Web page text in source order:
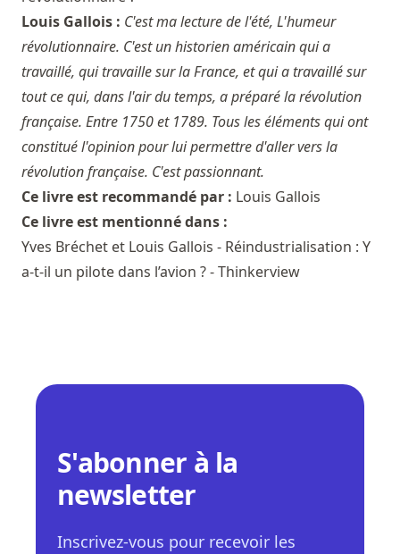
Louis Gallois : C'est ma lecture de l'été, L'humeur
révolutionnaire. C'est un historien américain qui a
travaillé, qui travaille sur la France, et qui a travaillé sur
tout ce qui, dans l'air du temps, a préparé la révolution
française. Entre 1750 et 1789. Tous les éléments qui ont
constitué l'opinion pour lui permettre d'aller vers la
révolution française. C'est passionnant.
Ce livre est recommandé par : Louis Gallois
Ce livre est mentionné dans :
Yves Bréchet et Louis Gallois - Réindustrialisation : Y
a-t-il un pilote dans l’avion ? - Thinkerview
S'abonner à la
newsletter
Inscrivez-vous pour recevoir les